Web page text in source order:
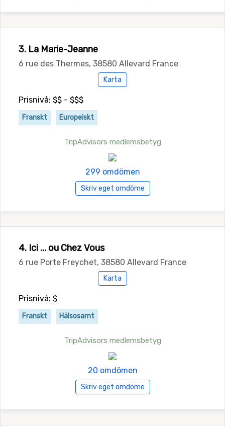
3. La Marie-Jeanne
6 rue des Thermes, 38580 Allevard France
Karta
Prisnivå: $$ - $$$
Franskt Europeiskt
TripAdvisors medlemsbetyg
299 omdömen
Skriv eget omdöme
4. Ici ... ou Chez Vous
6 rue Porte Freychet, 38580 Allevard France
Karta
Prisnivå: $
Franskt Hälsosamt
TripAdvisors medlemsbetyg
20 omdömen
Skriv eget omdöme